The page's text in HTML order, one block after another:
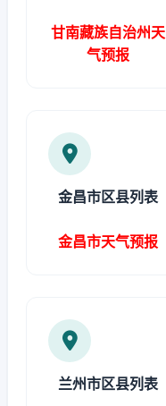
甘南藏族自治州天
气预报
金昌市区县列表
金昌市天气预报
兰州市区县列表